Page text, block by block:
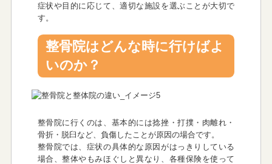
症状や目的に応じて、適切な施設を選ぶことが大切で
す。
整骨院はどんな時に行けばよ
いのか？
整骨院に行くのは、基本的には捻挫・打撲・肉離れ・
骨折・脱臼など、負傷したことが原因の場合です。
整骨院では、症状の具体的な原因がはっきりしている
場合、整体やもみほぐしと異なり、各種保険を使って